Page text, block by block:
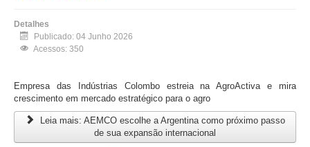
Detalhes
Publicado: 04 Junho 2026
Acessos: 350
Empresa das Indústrias Colombo estreia na AgroActiva e mira
crescimento em mercado estratégico para o agro
Leia mais: AEMCO escolhe a Argentina como próximo passo
de sua expansão internacional